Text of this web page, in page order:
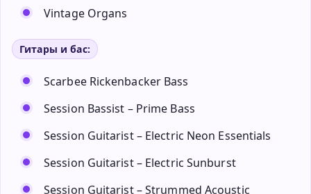
Vintage Organs
Гитары и бас:
Scarbee Rickenbacker Bass
Session Bassist – Prime Bass
Session Guitarist – Electric Neon Essentials
Session Guitarist – Electric Sunburst
Session Guitarist – Strummed Acoustic